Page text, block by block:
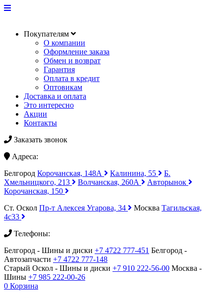
Покупателям
О компании
Оформление заказа
Обмен и возврат
Гарантия
Оплата в кредит
Оптовикам
Доставка и оплата
Это интересно
Акции
Контакты
Заказать звонок
Адреса:
Белгород Корочанская, 148А Калинина, 55
Б.
Хмельницкого, 213
Волчанская, 260А
Авторынок
Корочанская, 150
Ст. Оскол Пр-т Алексея Угарова, 34 Москва Тагильская,
4с33
Телефоны:
Белгород - Шины и диски +7 4722 777-451 Белгород -
Автозапчасти +7 4722 777-148
Старый Оскол - Шины и диски +7 910 222-56-00 Москва -
Шины +7 985 222-00-26
0 Корзина